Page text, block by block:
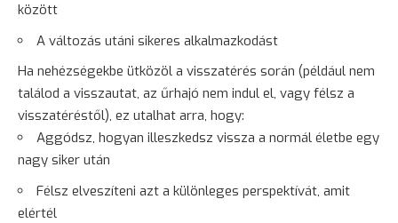
között
A változás utáni sikeres alkalmazkodást
Ha nehézségekbe ütközöl a visszatérés során (például nem
találod a visszautat, az űrhajó nem indul el, vagy félsz a
visszatéréstől), ez utalhat arra, hogy:
Aggódsz, hogyan illeszkedsz vissza a normál életbe egy
nagy siker után
Félsz elveszíteni azt a különleges perspektívát, amit
elértél